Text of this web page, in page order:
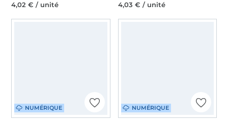
4,02 € / unité 4,03 € / unité
NUMÉRIQUE NUMÉRIQUE